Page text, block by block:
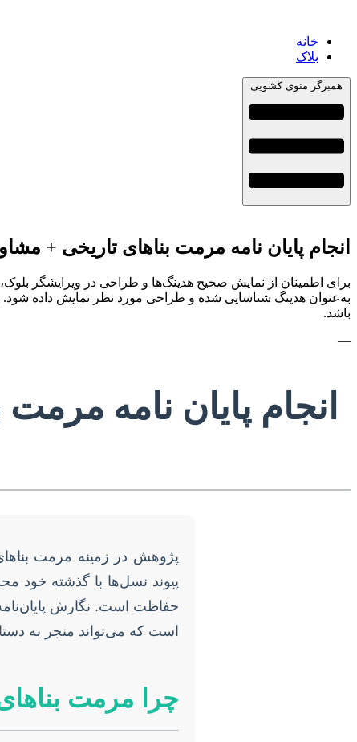
خانه
بلاک
همبرگر منوی کشویی
انجام پایان نامه مرمت بناهای تاریخی +
به‌عنوان هدینگ شناسایی شده و طراحی مورد نظر نمایش داده
باشد.
—
انجام پایان نامه
پژوهش در زمینه مرمت
پیوند نسل‌ها با گذشته خود
حفاظت است. نگارش
است که می‌تواند منجر به
چرا مرمت